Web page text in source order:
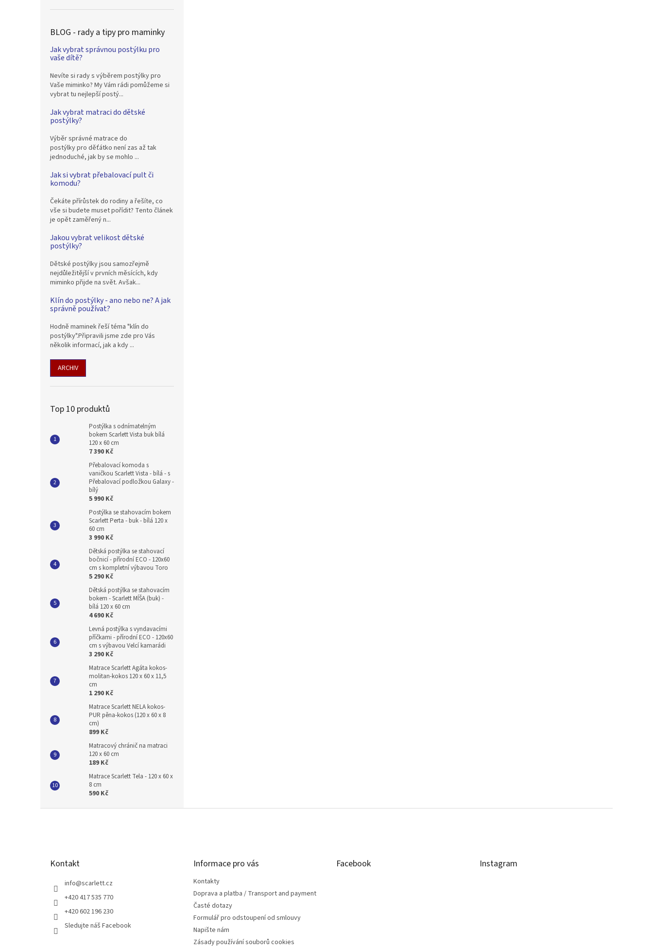
BLOG - rady a tipy pro maminky
Jak vybrat správnou postýlku pro
vaše dítě?
Nevíte si rady s výběrem postýlky pro
Vaše miminko? My Vám rádi pomůžeme si
vybrat tu nejlepší postý...
Jak vybrat matraci do dětské
postýlky?
Výběr správné matrace do
postýlky pro děťátko není zas až tak
jednoduché, jak by se mohlo ...
Jak si vybrat přebalovací pult či
komodu?
Čekáte přírůstek do rodiny a řešíte, co
vše si budete muset pořídit? Tento článek
je opět zaměřený n...
Jakou vybrat velikost dětské
postýlky?
Dětské postýlky jsou samozřejmě
nejdůležitější v prvních měsících, kdy
miminko přijde na svět. Avšak...
Klín do postýlky - ano nebo ne? A jak
správně používat?
Hodně maminek řeší téma "klín do
postýlky".Připravili jsme zde pro Vás
několik informací, jak a kdy ...
ARCHIV
Top 10 produktů
Postýlka s odnímatelným
bokem Scarlett Vista buk bílá
120 x 60 cm
7 390 Kč
Přebalovací komoda s
vaničkou Scarlett Vista - bílá - s
Přebalovací podložkou Galaxy -
bílý
5 990 Kč
Postýlka se stahovacím bokem
Scarlett Perta - buk - bílá 120 x
60 cm
3 990 Kč
Dětská postýlka se stahovací
bočnicí - přírodní ECO - 120x60
cm s kompletní výbavou Toro
5 290 Kč
Dětská postýlka se stahovacím
bokem - Scarlett MÍŠA (buk) -
bílá 120 x 60 cm
4 690 Kč
Levná postýlka s vyndavacími
příčkami - přírodní ECO - 120x60
cm s výbavou Velcí kamarádi
3 290 Kč
Matrace Scarlett Agáta kokos-
molitan-kokos 120 x 60 x 11,5
cm
1 290 Kč
Matrace Scarlett NELA kokos-
PUR pěna-kokos (120 x 60 x 8
cm)
899 Kč
Matracový chránič na matraci
120 x 60 cm
189 Kč
Matrace Scarlett Tela - 120 x 60 x
8 cm
590 Kč
Kontakt
info@scarlett.cz
+420 417 535 770
+420 602 196 230
Sledujte náš Facebook
Informace pro vás
Kontakty
Doprava a platba / Transport and payment
Časté dotazy
Formulář pro odstoupení od smlouvy
Napište nám
Zásady používání souborů cookies
Facebook Instagram